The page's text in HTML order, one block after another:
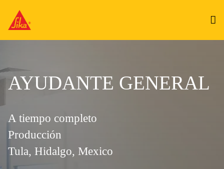
AYUDANTE GENERAL
A tiempo completo
Producción
Tula, Hidalgo, Mexico